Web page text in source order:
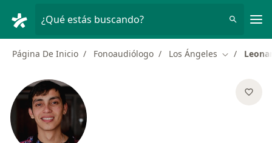
¿Qué estás buscando?
Página De Inicio Fonoaudiólogo Los Ángeles Cambiar de